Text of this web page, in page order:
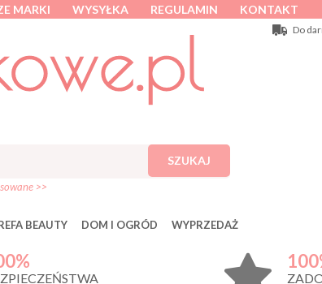
MARKI WYSYŁKA REGULAMIN KONTAKT
Do
SZUKAJ
>>
BEAUTY DOM I OGRÓD WYPRZEDAŻ